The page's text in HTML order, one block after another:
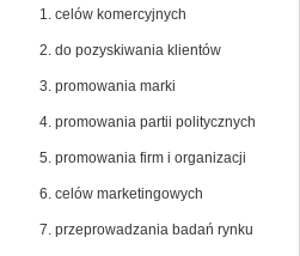
celów komercyjnych
do pozyskiwania klientów
promowania marki
promowania partii politycznych
promowania firm i organizacji
celów marketingowych
przeprowadzania badań rynku